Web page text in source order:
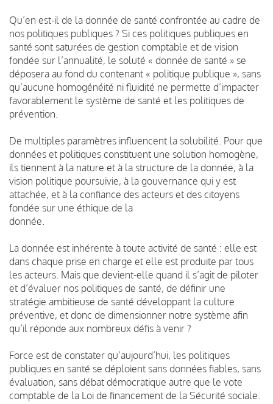
Qu’en est-il de la donnée de santé confrontée au cadre de
nos politiques publiques ? Si ces politiques publiques en
santé sont saturées de gestion comptable et de vision
fondée sur l’annualité, le soluté « donnée de santé » se
déposera au fond du contenant « politique publique », sans
qu’aucune homogénéité ni fluidité ne permette d’impacter
favorablement le système de santé et les politiques de
prévention.
De multiples paramètres influencent la solubilité. Pour que
données et politiques constituent une solution homogène,
ils tiennent à la nature et à la structure de la donnée, à la
vision politique poursuivie, à la gouvernance qui y est
attachée, et à la confiance des acteurs et des citoyens
fondée sur une éthique de la
donnée.
La donnée est inhérente à toute activité de santé : elle est
dans chaque prise en charge et elle est produite par tous
les acteurs. Mais que devient-elle quand il s’agit de piloter
et d’évaluer nos politiques de santé, de définir une
stratégie ambitieuse de santé développant la culture
préventive, et donc de dimensionner notre système afin
qu’il réponde aux nombreux défis à venir ?
Force est de constater qu’aujourd’hui, les politiques
publiques en santé se déploient sans données fiables, sans
évaluation, sans débat démocratique autre que le vote
comptable de la Loi de financement de la Sécurité sociale.